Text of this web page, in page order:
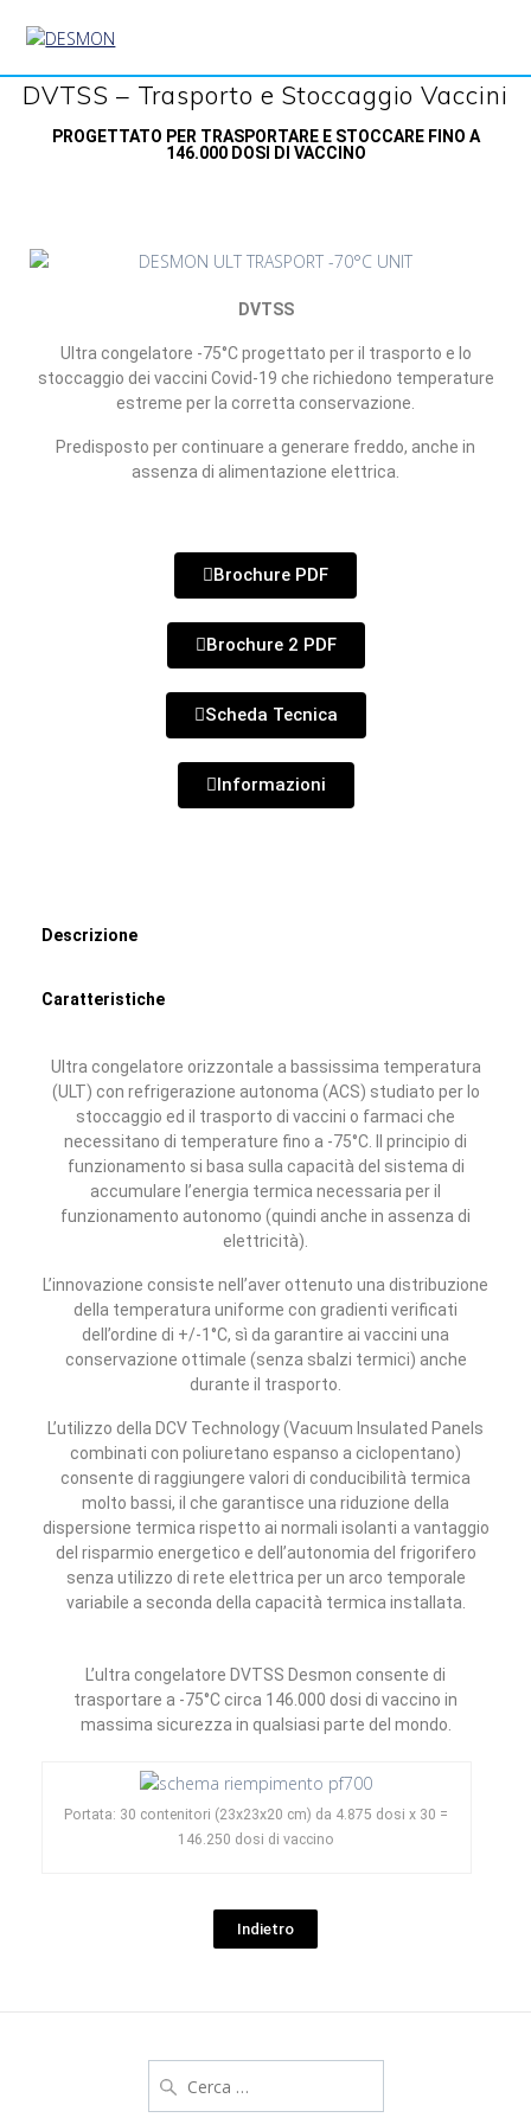
DVTSS – Trasporto e Stoccaggio Vaccini
PROGETTATO PER TRASPORTARE E STOCCARE FINO A
146.000 DOSI DI VACCINO
DVTSS
Ultra congelatore -75°C progettato per il trasporto e lo
stoccaggio dei vaccini Covid-19 che richiedono temperature
estreme per la corretta conservazione.
Predisposto per continuare a generare freddo, anche in
assenza di alimentazione elettrica.
Brochure PDF
Brochure 2 PDF
Scheda Tecnica
Informazioni
Descrizione
Caratteristiche
Ultra congelatore orizzontale a bassissima temperatura
(ULT) con refrigerazione autonoma (ACS) studiato per lo
stoccaggio ed il trasporto di vaccini o farmaci che
necessitano di temperature fino a -75°C. Il principio di
funzionamento si basa sulla capacità del sistema di
accumulare l’energia termica necessaria per il
funzionamento autonomo (quindi anche in assenza di
elettricità).
L’innovazione consiste nell’aver ottenuto una distribuzione
della temperatura uniforme con gradienti verificati
dell’ordine di +/-1°C, sì da garantire ai vaccini una
conservazione ottimale (senza sbalzi termici) anche
durante il trasporto.
L’utilizzo della DCV Technology (Vacuum Insulated Panels
combinati con poliuretano espanso a ciclopentano)
consente di raggiungere valori di conducibilità termica
molto bassi, il che garantisce una riduzione della
dispersione termica rispetto ai normali isolanti a vantaggio
del risparmio energetico e dell’autonomia del frigorifero
senza utilizzo di rete elettrica per un arco temporale
variabile a seconda della capacità termica installata.
L’ultra congelatore DVTSS Desmon consente di
trasportare a -75°C circa 146.000 dosi di vaccino in
massima sicurezza in qualsiasi parte del mondo.
Portata: 30 contenitori (23x23x20 cm) da 4.875 dosi x 30 =
146.250 dosi di vaccino
Indietro